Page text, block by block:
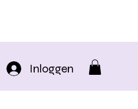
Inloggen